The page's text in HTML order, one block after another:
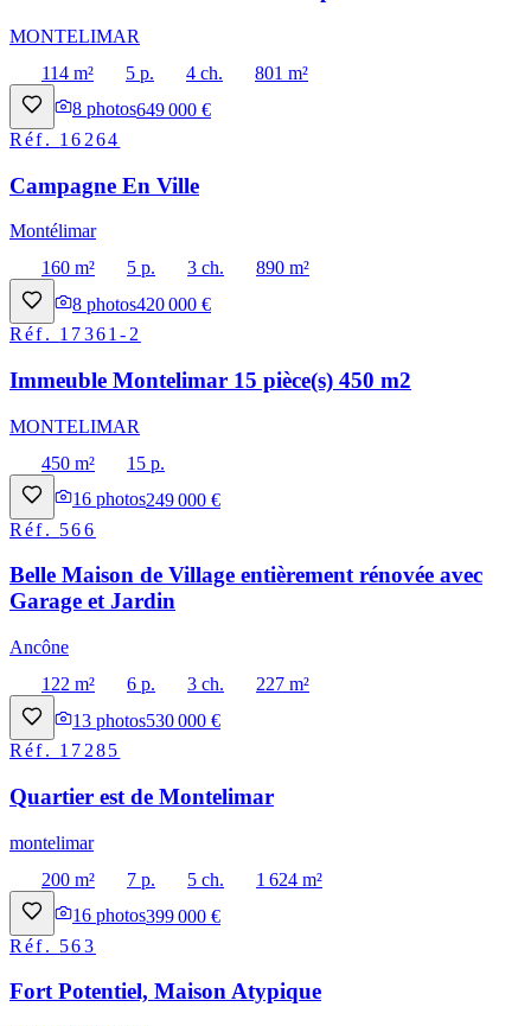
MONTELIMAR
114 m²
5 p. 4 ch.
801 m²
8 photos649 000 €
Réf. 16264
Campagne En Ville
Montélimar
160 m²
5 p. 3 ch.
890 m²
8 photos420 000 €
Réf. 17361-2
Immeuble Montelimar 15 pièce(s) 450 m2
MONTELIMAR
450 m²
15 p.
16 photos249 000 €
Réf. 566
Belle Maison de Village entièrement rénovée avec
Garage et Jardin
Ancône
122 m²
6 p. 3 ch.
227 m²
13 photos530 000 €
Réf. 17285
Quartier est de Montelimar
montelimar
200 m²
7 p. 5 ch.
1 624 m²
16 photos399 000 €
Réf. 563
Fort Potentiel, Maison Atypique